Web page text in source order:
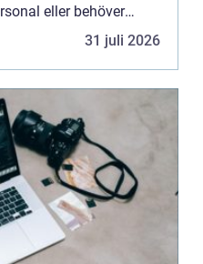
eller behöver
De är specialister
31 juli 2026